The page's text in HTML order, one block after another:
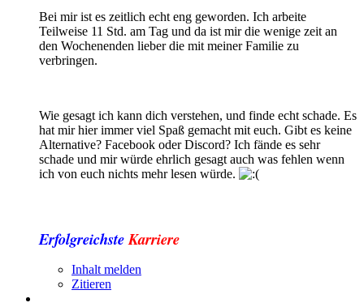
Bei mir ist es zeitlich echt eng geworden. Ich arbeite
Teilweise 11 Std. am Tag und da ist mir die wenige zeit an
den Wochenenden lieber die mit meiner Familie zu
verbringen.
Wie gesagt ich kann dich verstehen, und finde echt schade. Es
hat mir hier immer viel Spaß gemacht mit euch. Gibt es keine
Alternative? Facebook oder Discord? Ich fände es sehr
schade und mir würde ehrlich gesagt auch was fehlen wenn
ich von euch nichts mehr lesen würde.
ErfolgreichsteKarriere
Inhalt melden
Zitieren